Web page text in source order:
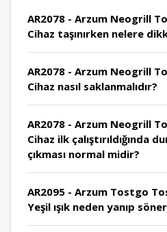
AR2078 - Arzum Neogrill
Cihaz taşınırken nelere
AR2078 - Arzum Neogrill
Cihaz nasıl saklanmalıdır?
AR2078 - Arzum Neogrill
Cihaz ilk çalıştırıldığında
çıkması normal midir?
AR2095 - Arzum Tostgo
Yeşil ışık neden yanıp